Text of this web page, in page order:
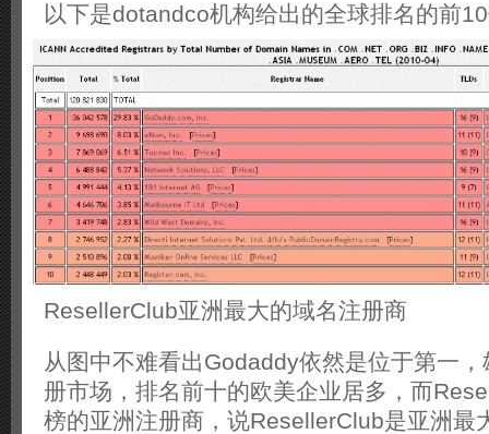
以下是dotandco机构给出的全球排名的前
ResellerClub亚洲最大的域名注册商
从图中不难看出Godaddy依然是位于第一
册市场，排名前十的欧美企业居多，而
榜的亚洲注册商，说ResellerClub是亚洲最